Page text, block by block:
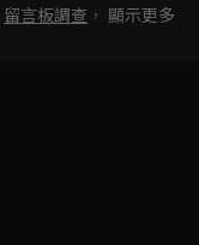
留言板調查 ， 顯示更多